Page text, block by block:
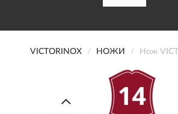
VICTORINOX НОЖИ Нож